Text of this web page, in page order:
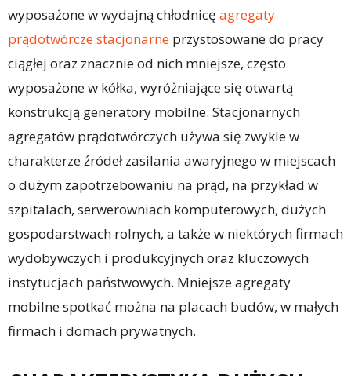
wyposażone w wydajną chłodnicę agregaty
prądotwórcze stacjonarne przystosowane do pracy
ciągłej oraz znacznie od nich mniejsze, często
wyposażone w kółka, wyróżniające się otwartą
konstrukcją generatory mobilne. Stacjonarnych
agregatów prądotwórczych używa się zwykle w
charakterze źródeł zasilania awaryjnego w miejscach
o dużym zapotrzebowaniu na prąd, na przykład w
szpitalach, serwerowniach komputerowych, dużych
gospodarstwach rolnych, a także w niektórych firmach
wydobywczych i produkcyjnych oraz kluczowych
instytucjach państwowych. Mniejsze agregaty
mobilne spotkać można na placach budów, w małych
firmach i domach prywatnych.